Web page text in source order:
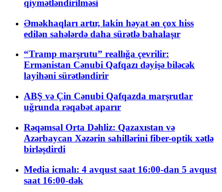
qiymətləndirilməsi
Əməkhaqları artır, lakin həyat ən çox hiss
edilən sahələrdə daha sürətlə bahalaşır
“Tramp marşrutu” reallığa çevrilir:
Ermənistan Cənubi Qafqazı dəyişə biləcək
layihəni sürətləndirir
ABŞ və Çin Cənubi Qafqazda marşrutlar
uğrunda rəqabət aparır
Rəqəmsal Orta Dəhliz: Qazaxıstan və
Azərbaycan Xəzərin sahillərini fiber-optik xətlə
birləşdirdi
Media icmalı: 4 avqust saat 16:00-dan 5 avqust
saat 16:00-dək